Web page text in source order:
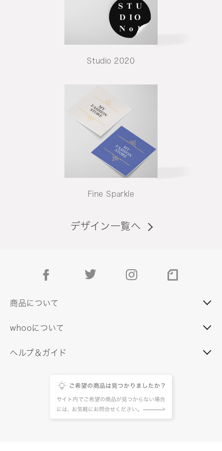
Studio 2020
Fine Sparkle
デザイン一覧へ
facebook instagram
商品について
whooについて
ヘルプ＆ガイド